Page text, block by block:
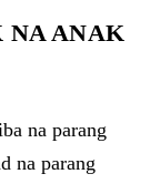
NA ANAK
na parang
na parang